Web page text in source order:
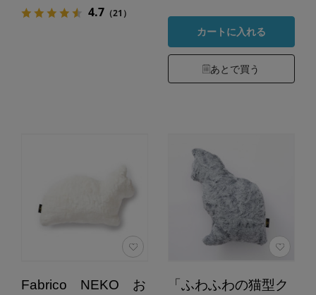
4.7（21）
カートに入れる
あとで買う
Fabrico NEKO お
「ふわふわの猫型ク